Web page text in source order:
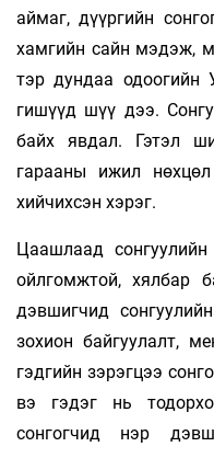
аймаг, дүүргийн
хамгийн сайн мэдэж,
тэр дундаа одоогийн
гишүүд шүү дээ.
байх явдал. Гэтэл
гарааны ижил
хийчихсэн хэрэг.
Цаашлаад
ойлгомжтой, хялбар
дэвшигчид
зохион байгуулалт,
гэдгийн зэрэгцээ
вэ гэдэг нь
сонгогчид нэр